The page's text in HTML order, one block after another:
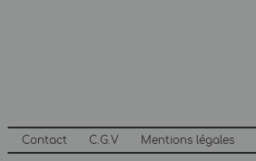
Contact C.G.V Mentions légales